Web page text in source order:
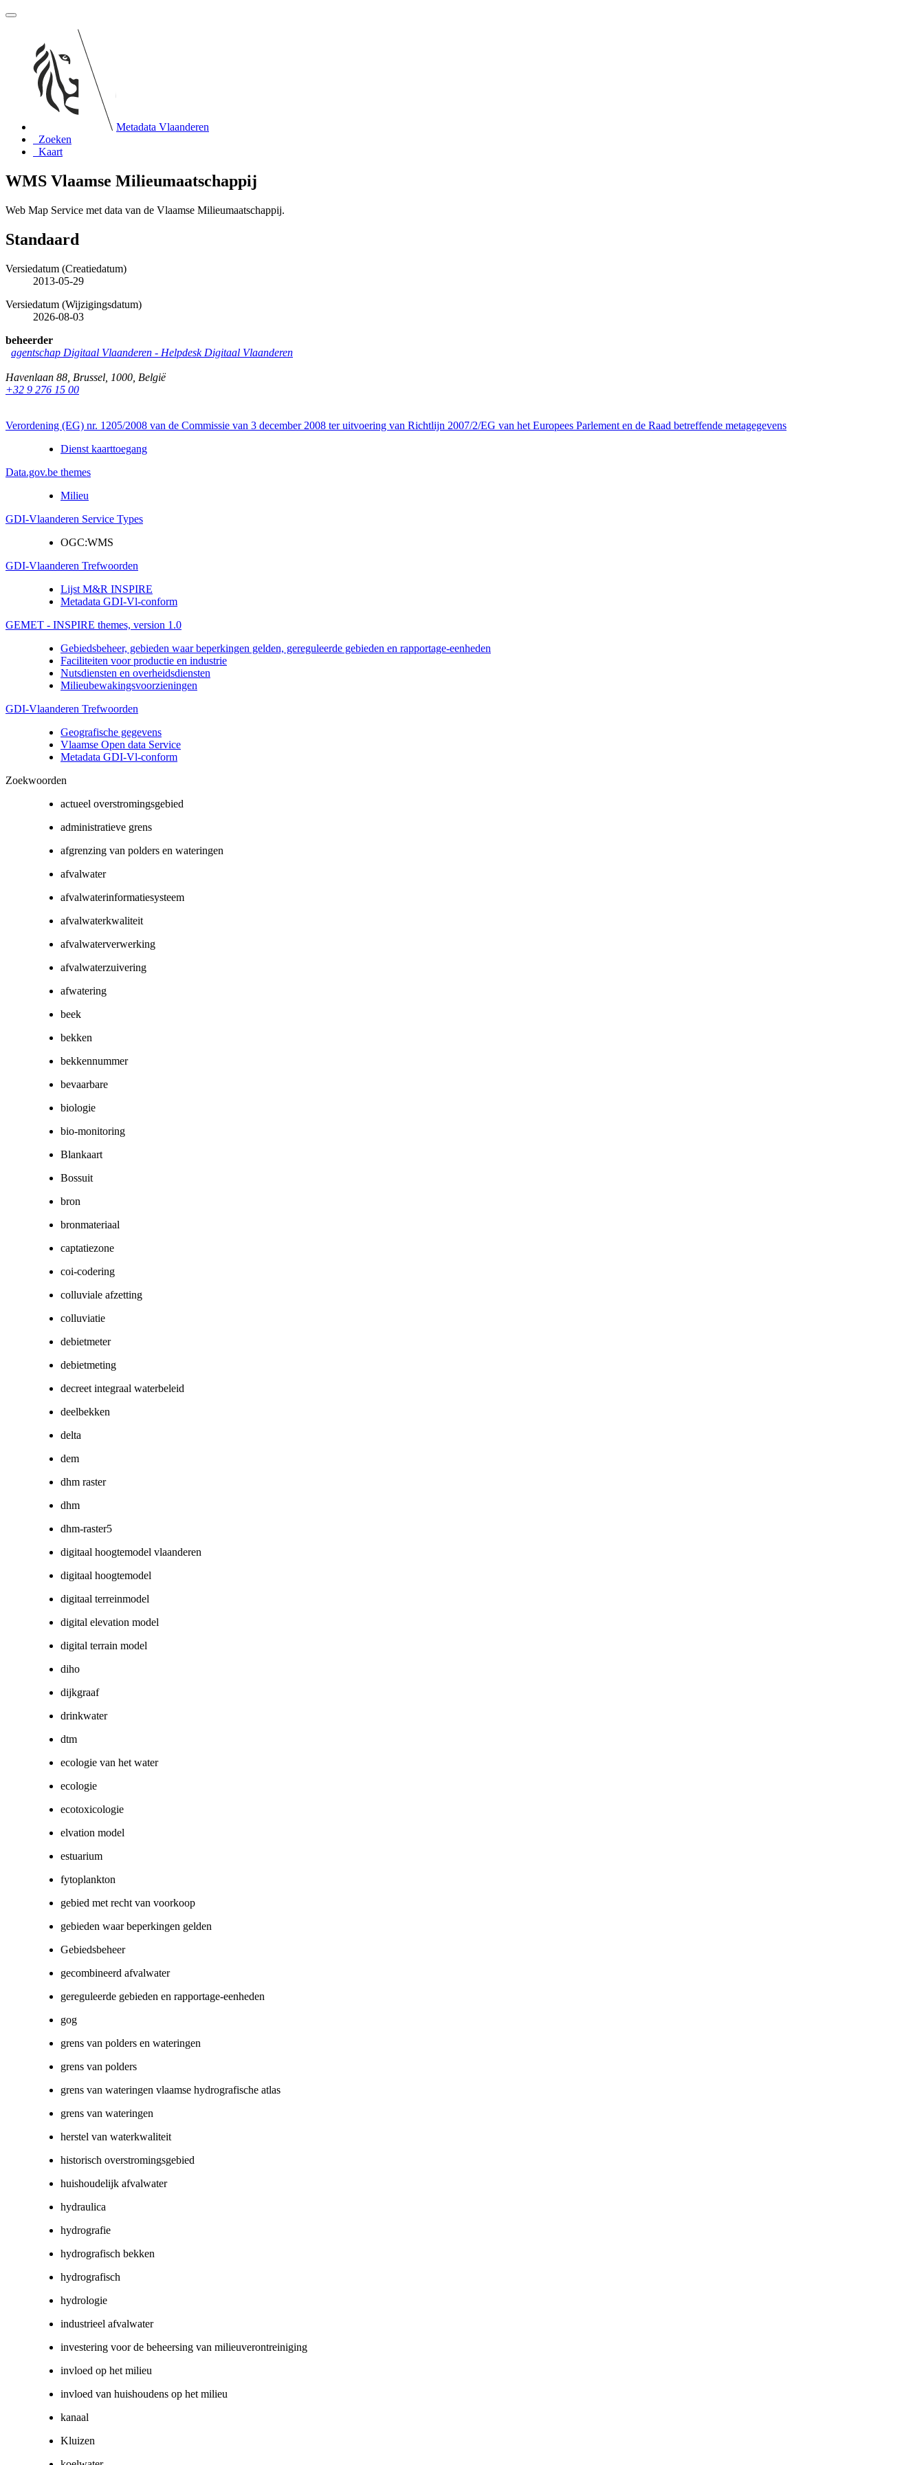
Metadata Vlaanderen
Zoeken
Kaart
WMS Vlaamse Milieumaatschappij
Web Map Service met data van de Vlaamse Milieumaatschappij.
Standaard
Versiedatum (Creatiedatum)
2013-05-29
Versiedatum (Wijzigingsdatum)
2026-08-03
beheerder
agentschap Digitaal Vlaanderen - Helpdesk Digitaal Vlaanderen
Havenlaan 88 Brussel 1000 België
+32 9 276 15 00
Verordening (EG) nr. 1205/2008 van de Commissie van 3 december 2008 ter uitvoering van Richtlijn 2007/2/EG van het Europees Parlement en de Raad betreffende metagegevens
Dienst kaarttoegang
Data.gov.be themes
Milieu
GDI-Vlaanderen Service Types
OGC:WMS
GDI-Vlaanderen Trefwoorden
Lijst M&R INSPIRE
Metadata GDI-Vl-conform
GEMET - INSPIRE themes, version 1.0
Gebiedsbeheer, gebieden waar beperkingen gelden, gereguleerde gebieden en rapportage-eenheden
Faciliteiten voor productie en industrie
Nutsdiensten en overheidsdiensten
Milieubewakingsvoorzieningen
GDI-Vlaanderen Trefwoorden
Geografische gegevens
Vlaamse Open data Service
Metadata GDI-Vl-conform
Zoekwoorden
actueel overstromingsgebied
administratieve grens
afgrenzing van polders en wateringen
afvalwater
afvalwaterinformatiesysteem
afvalwaterkwaliteit
afvalwaterverwerking
afvalwaterzuivering
afwatering
beek
bekken
bekkennummer
bevaarbare
biologie
bio-monitoring
Blankaart
Bossuit
bron
bronmateriaal
captatiezone
coi-codering
colluviale afzetting
colluviatie
debietmeter
debietmeting
decreet integraal waterbeleid
deelbekken
delta
dem
dhm raster
dhm
dhm-raster5
digitaal hoogtemodel vlaanderen
digitaal hoogtemodel
digitaal terreinmodel
digital elevation model
digital terrain model
diho
dijkgraaf
drinkwater
dtm
ecologie van het water
ecologie
ecotoxicologie
elvation model
estuarium
fytoplankton
gebied met recht van voorkoop
gebieden waar beperkingen gelden
Gebiedsbeheer
gecombineerd afvalwater
gereguleerde gebieden en rapportage-eenheden
gog
grens van polders en wateringen
grens van polders
grens van wateringen vlaamse hydrografische atlas
grens van wateringen
herstel van waterkwaliteit
historisch overstromingsgebied
huishoudelijk afvalwater
hydraulica
hydrografie
hydrografisch bekken
hydrografisch
hydrologie
industrieel afvalwater
investering voor de beheersing van milieuverontreiniging
invloed op het milieu
invloed van huishoudens op het milieu
kanaal
Kluizen